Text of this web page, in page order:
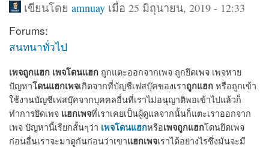
เขียนโดย amnuay เมื่อ 25 มิถุนายน, 2019 - 12:33
Forums:
สนทนาทั่วไป
เพจถูกแฮก เพจโดนแฮก ถูกแตะออกจากเพจ ถูกยึดเพจ เพจหาย
ปัญหาโดนแฮกเพจเกิดจากที่บัญชีเฟสบุ๊คของเราถูกแฮก หรือถูกเข้า
ใช้งานบัญชีเฟสบุ๊คจากบุคคลอื่นที่เราไม่อนุญาติพอเข้าไปแล้วก็
ทำการยึดเพจ แฮกเพจที่เราเคยเป็นผู้ดูแลจากนั้นก็แตะเราออกจาก
เพจ ปัญหานี้เรียกสั้นๆว่า เพจโดนแฮกหรือเพจถูกแฮกโดนยึดเพจ
ก่อนอื่นเราจะมาดูกันก่อนว่าเขาแฮกเพจเราได้อย่างไรซึ่งมันจะมี